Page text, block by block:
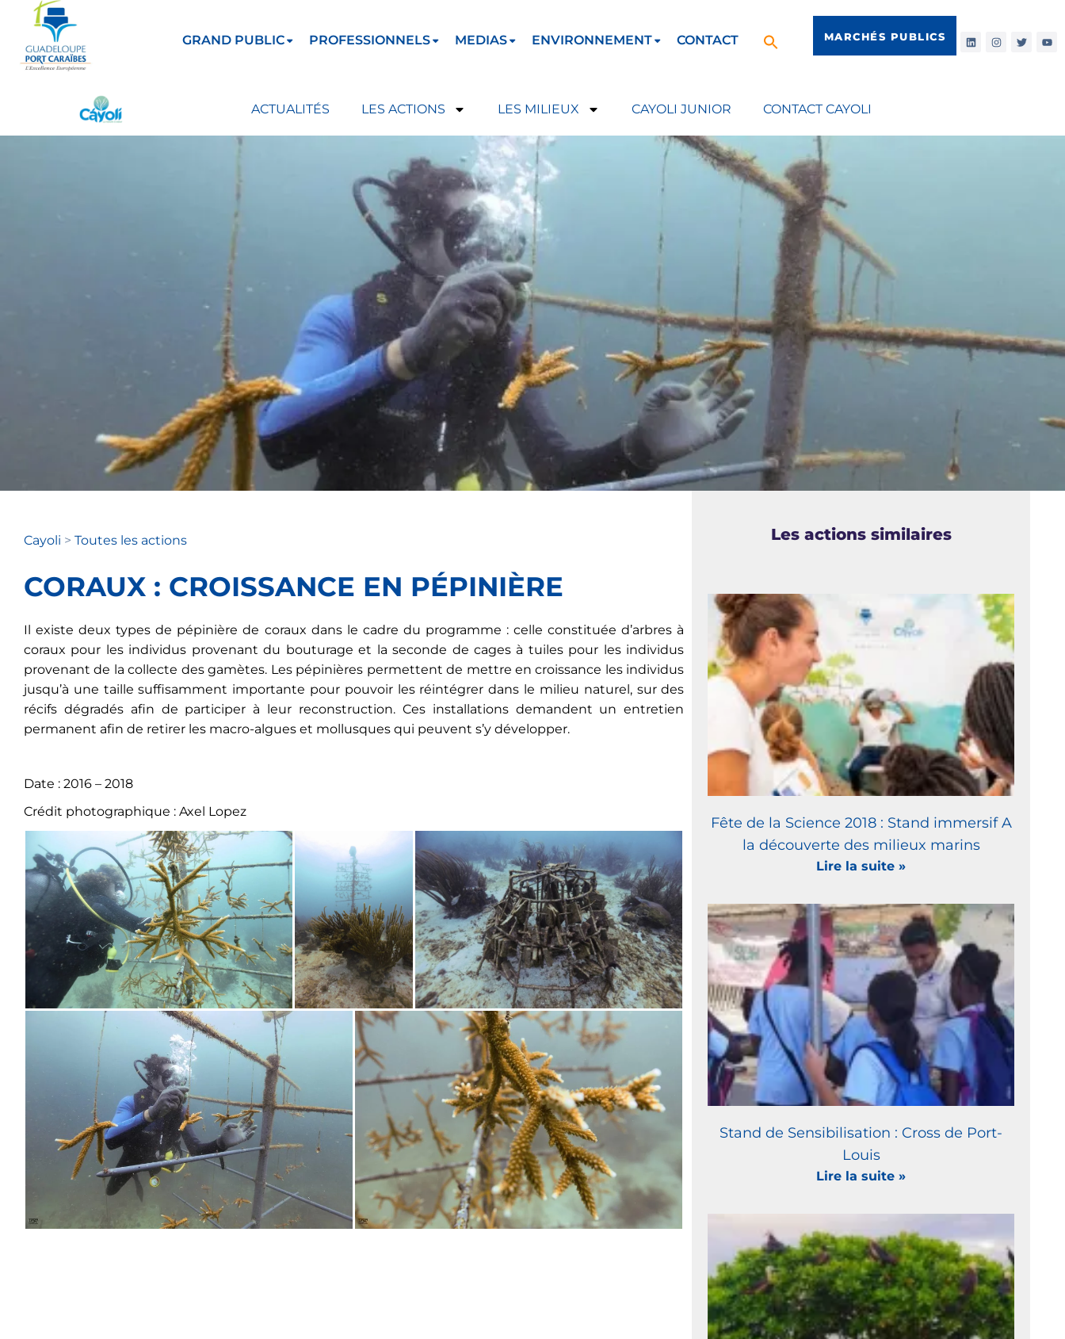
GRAND PUBLIC PROFESSIONNELS MEDIAS ENVIRONNEMENT CONTACT MARCHÉS PUBLICS
ACTUALITÉS LES ACTIONS LES MILIEUX CAYOLI JUNIOR CONTACT CAYOLI
Cayoli > Toutes les actions
CORAUX : CROISSANCE EN PÉPINIÈRE
Il existe deux types de pépinière de coraux dans le cadre du programme : celle constituée d’arbres à
coraux pour les individus provenant du bouturage et la seconde de cages à tuiles pour les individus
provenant de la collecte des gamètes. Les pépinières permettent de mettre en croissance les individus
jusqu’à une taille suffisamment importante pour pouvoir les réintégrer dans le milieu naturel, sur des
récifs dégradés afin de participer à leur reconstruction. Ces installations demandent un entretien
permanent afin de retirer les macro-algues et mollusques qui peuvent s’y développer.
Date : 2016 – 2018
Crédit photographique : Axel Lopez
Les actions similaires
Fête de la Science 2018 : Stand immersif A
la découverte des milieux marins
Lire la suite »
Stand de Sensibilisation : Cross de Port-
Louis
Lire la suite »